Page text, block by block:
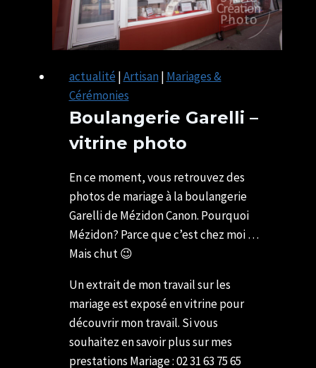
actualité |Artisan | Mariages &
Cérémonies
Boulangerie Garelli –
vitrine photo
En ce moment, vous retrouvez des
photos de mariage à la boulangerie
Garelli de Mézidon Canon. Pourquoi
Mézidon? Parce que c’est chez moi …
Mais chut 😉
Un extrait de mon travail sur les
mariage est exposé en vitrine pour
découvrir mon travail. Si vous
souhaitez en savoir plus sur mes
prestations Mariage : 02 31 63 75 65